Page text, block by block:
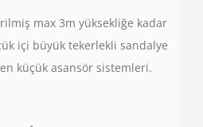
max 3m yüksekliğe kadar
içi büyük tekerlekli sandalye
küçük asansör sistemleri.